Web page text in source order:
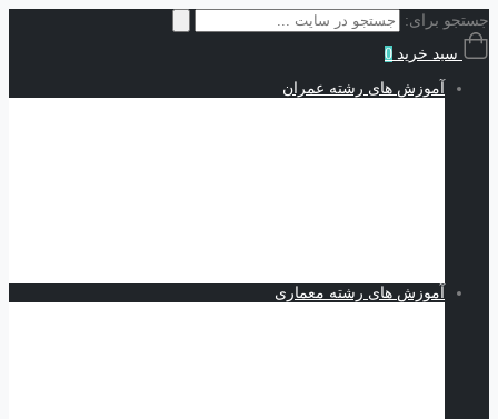
جستجو برای:
سبد خرید 0
آموزش های رشته عمران
آموزش های رشته معماری